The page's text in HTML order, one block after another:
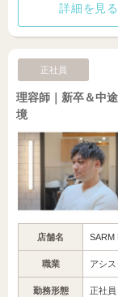
詳細を見る
正社員
理容師｜新卒＆中
境
店舗名 SARM
職業 アシス
勤務形態 正社員